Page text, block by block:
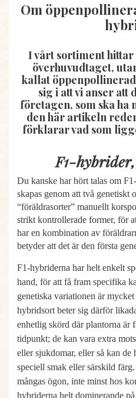
Om
I vårt sortiment
överhuvudtaget,
kallat
sig i att vi anser att
företagen, som ska
den här artikeln
förklarar vad som
F1-
Du kanske har hört talas om
skapas genom att två genetiskt
“föräldrasorter” manuellt
strikt kontrollerade former, för
har en kombination av
betyder att det är den första
F1-hybriderna har helt enkelt
hand, för att få fram specifika
genetiska variationen är
hybridsort beter sig därför
enhetlig skörd där plantorna är
tidpunkt; de kan vara extra
eller sjukdomar, eller så kan de
speciell smak eller särskild
mångas ögon, inte minst hos
hybriderna helt dominerande